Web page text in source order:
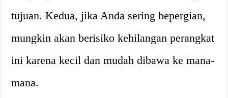
tujuan. Kedua, jika Anda sering bepergian,
mungkin akan berisiko kehilangan perangkat
ini karena kecil dan mudah dibawa ke mana-
mana.